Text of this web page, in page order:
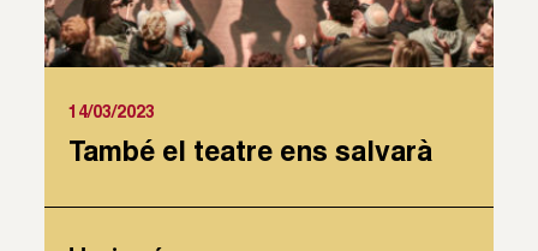
14/03/2023
També el teatre ens salvarà